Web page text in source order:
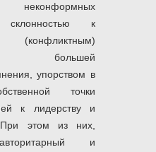
неконформных
к
(конфликтным)
большей
упорством в
точки
к лидерству и
этом из них,
и